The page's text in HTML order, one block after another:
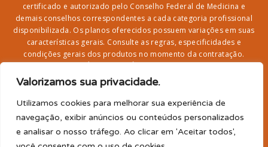
Valorizamos sua privacidade.
Utilizamos cookies para melhorar sua experiência de
navegação, exibir anúncios ou conteúdos personalizados
e analisar o nosso tráfego. Ao clicar em 'Aceitar todos',
certificado e autorizado pelo Conselho Federal de Medicina e
demais conselhos correspondentes a cada categoria profissional
disponibilizada. Os planos oferecidos possuem variações em suas
características gerais. Consulte as regras, especificidades e
condições gerais dos produtos no momento da contratação.
serviços na rede credenciada;SEGURO DE VIDA, ACIDENTES
PESSOAIS, ASSISTÊNCIA FUNERAL 24H, ASSISTÊNCIA
RESIDENCIAL E SORTEIO: Produto com registro SUSEP
garantido pela SEGUROS SURA (CNPJ sob o nº
adesão/elegibilidade de 64 anos (titular) e carência de 60